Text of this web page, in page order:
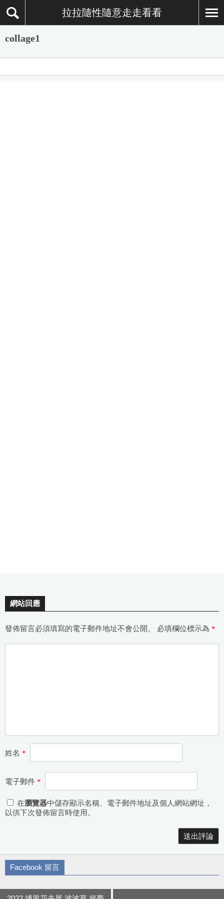
拉拉隨性隨意走走看看
collage1
網站回應
發佈留言必須填寫的電子郵件地址不會公開。 必填欄位標示為 *
姓名 *
電子郵件 *
在瀏覽器中儲存顯示名稱、電子郵件地址及個人網站網址，
以供下次發佈留言時使用。
Facebook 留言